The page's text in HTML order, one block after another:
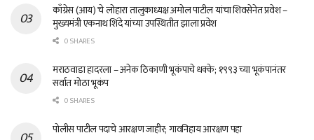
काँग्रेस (आय) चे लोहारा तालुकाध्यक्ष अमोल पाटील यांचा शिवसेनेत प्रवेश –
मुख्यमंत्री एकनाथ शिंदे यांच्या उपस्थितीत झाला प्रवेश
0 SHARES
मराठवाडा हादरला – अनेक ठिकाणी भूकंपाचे धक्के; १९९३ च्या भूकंपानंतर
सर्वात मोठा भूकंप
0 SHARES
पोलीस पाटील पदाचे आरक्षण जाहीर; गावनिहाय आरक्षण पहा